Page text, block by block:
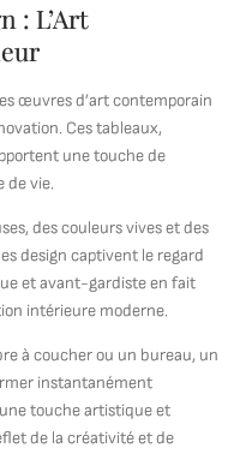
: L’Art
œuvres d’art contemporain
Ces tableaux,
une touche de
de vie.
des couleurs vives et des
design captivent le regard
et avant-gardiste en fait
intérieure moderne.
à coucher ou un bureau, un
instantanément
touche artistique et
de la créativité et de